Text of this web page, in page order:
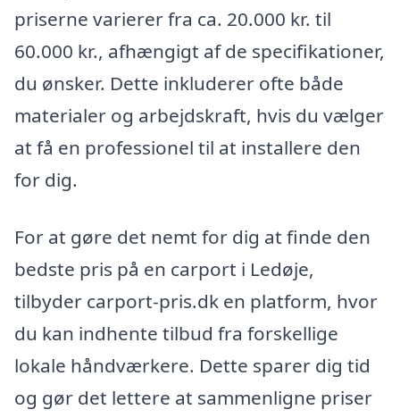
priserne varierer fra ca. 20.000 kr. til
60.000 kr., afhængigt af de specifikationer,
du ønsker. Dette inkluderer ofte både
materialer og arbejdskraft, hvis du vælger
at få en professionel til at installere den
for dig.
For at gøre det nemt for dig at finde den
bedste pris på en carport i Ledøje,
tilbyder carport-pris.dk en platform, hvor
du kan indhente tilbud fra forskellige
lokale håndværkere. Dette sparer dig tid
og gør det lettere at sammenligne priser